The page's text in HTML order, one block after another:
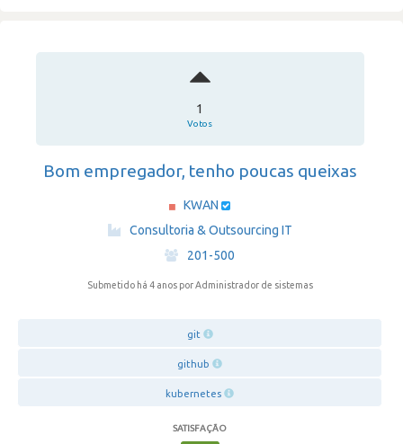
1
Votos
Bom empregador, tenho poucas queixas
KWAN
·
Consultoria & Outsourcing IT
·
201-500
Submetido há 4 anos por Administrador de sistemas
git
github
kubernetes
SATISFAÇÃO